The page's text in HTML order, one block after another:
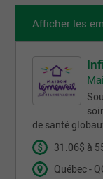
Afficher les
de santé
31.06$ à
Québec -